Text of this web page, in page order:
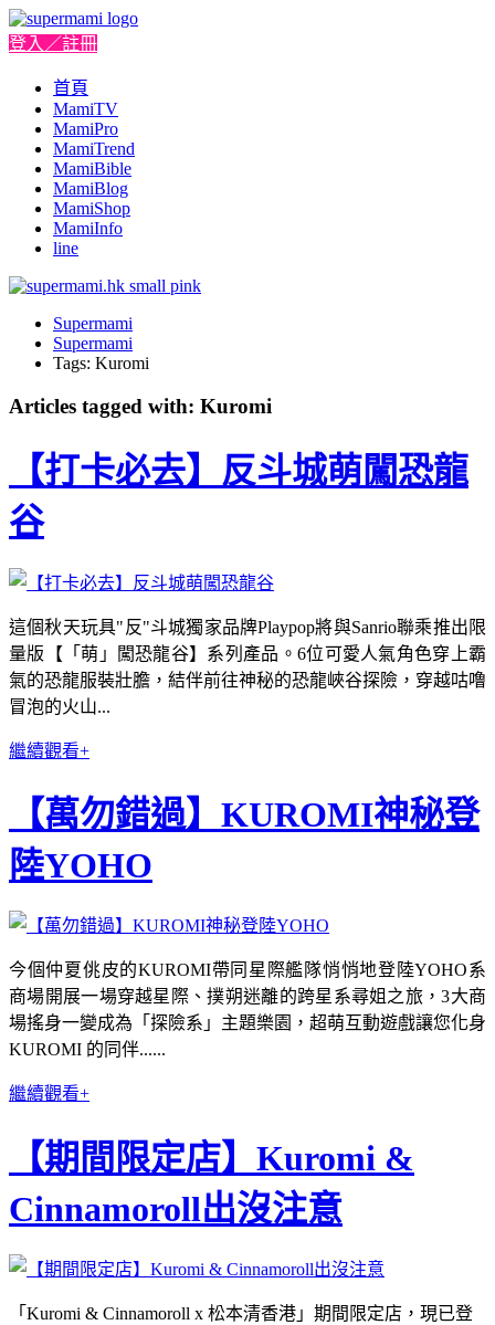
登入／註冊
首頁
MamiTV
MamiPro
MamiTrend
MamiBible
MamiBlog
MamiShop
MamiInfo
line
Supermami
Supermami
Tags: Kuromi
Articles tagged with: Kuromi
【打卡必去】反斗城萌闖恐龍
谷
這個秋天玩具"反"斗城獨家品牌Playpop將與Sanrio聯乘推出限
量版【「萌」闖恐龍谷】系列產品。6位可愛人氣角色穿上霸
氣的恐龍服裝壯膽，結伴前往神秘的恐龍峽谷探險，穿越咕噜
冒泡的火山...
繼續觀看+
【萬勿錯過】KUROMI神秘登
陸YOHO
今個仲夏佻皮的KUROMI帶同星際艦隊悄悄地登陸YOHO系
商場開展一場穿越星際、撲朔迷離的跨星系尋姐之旅，3大商
場搖身一變成為「探險系」主題樂園，超萌互動遊戲讓您化身
KUROMI 的同伴......
繼續觀看+
【期間限定店】Kuromi &
Cinnamoroll出沒注意
「Kuromi & Cinnamoroll x 松本清香港」期間限定店，現已登